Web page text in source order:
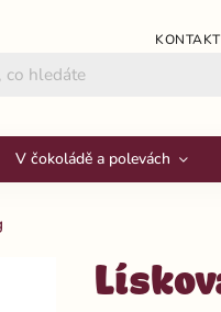
KONTAKT
V čokoládě a polevách